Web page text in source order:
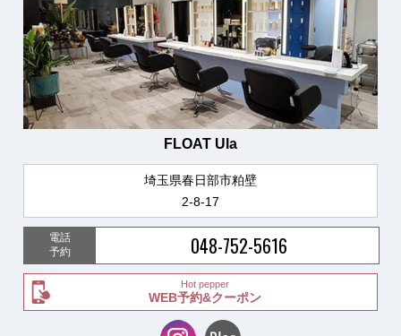
FLOAT Ula
埼玉県春日部市粕壁
2-8-17
電話
予約
048-752-5616
Hot pepper
WEB予約&クーポン